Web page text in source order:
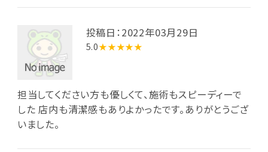
投稿日：2022年03月29日
5.0★★★★★
担当してください方も優しくて、施術もスピーディーで
した 店内も清潔感もありよかったです。ありがとうござ
いました。